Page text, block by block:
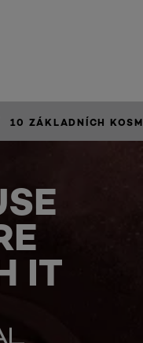
10 ZÁKLADNÍCH
IT